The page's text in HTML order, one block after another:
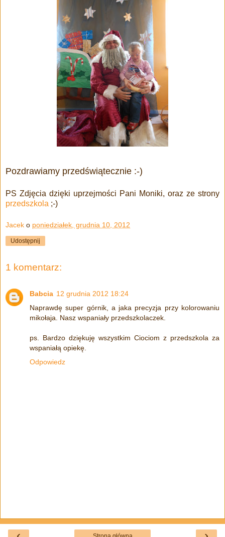
Pozdrawiamy przedświątecznie :-)
PS Zdjęcia dzięki uprzejmości Pani Moniki, oraz ze strony
przedszkola ;-)
Jacek o poniedziałek, grudnia 10, 2012
Udostępnij
1 komentarz:
Babcia 12 grudnia 2012 18:24
Naprawdę super górnik, a jaka precyzja przy kolorowaniu
mikołaja. Nasz wspaniały przedszkolaczek.
ps. Bardzo dziękuję wszystkim Ciociom z przedszkola za
wspaniałą opiekę.
Odpowiedz